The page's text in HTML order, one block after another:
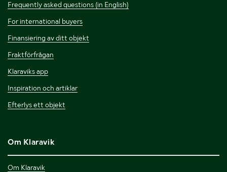
Frequently asked questions (in English)
For international buyers
Finansiering av ditt objekt
Fraktförfrågan
Klaraviks app
Inspiration och artiklar
Efterlys ett objekt
Om Klaravik
Om Klaravik